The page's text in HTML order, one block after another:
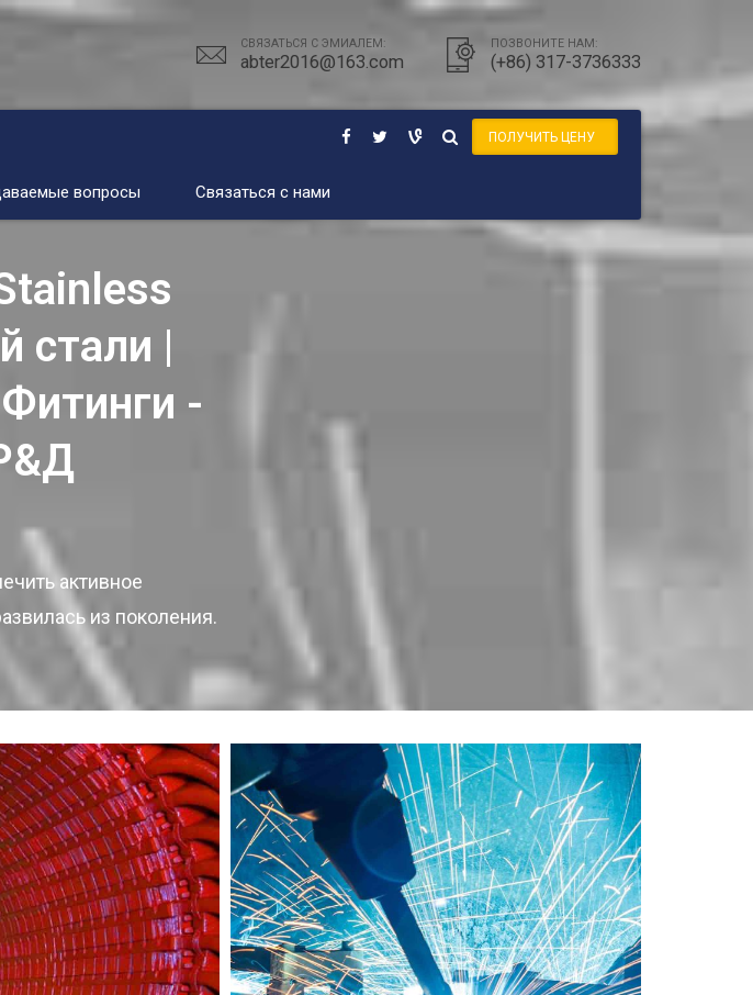
СВЯЗАТЬСЯ С ЭМИАЛЕМ:
abter2016@163.com
ПОЗВОНИТЕ НАМ:
(+86) 317-3736333
ПОЛУЧИТЬ ЦЕНУ
вопросы Связаться с нами
стали |
-
активное
из поколения.
INDUSTRY LABORATORY MATERIALS
New Delhi development